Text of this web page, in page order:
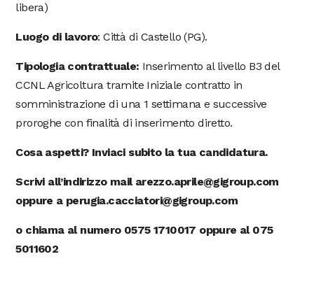
libera)
Luogo di lavoro: Città di Castello (PG).
Tipologia contrattuale: Inserimento al livello B3 del
CCNL Agricoltura tramite Iniziale contratto in
somministrazione di una 1 settimana e successive
proroghe con finalità di inserimento diretto.
Cosa aspetti? Inviaci subito la tua candidatura.
Scrivi all’indirizzo mail arezzo.aprile@gigroup.com
oppure a perugia.cacciatori@gigroup.com
o chiama al numero 0575 1710017 oppure al 075
5011602